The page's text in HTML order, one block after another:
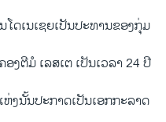
ດເນເຊຍເປັນປະທານຂອງກຸ່ມ
ງຕີ​ມໍ ​ເລ​ສ​ເຕ ເປັນເວລາ 24 ປີ
ງ​ນັ້ນປະກາດເປັນເອກກະລາດ